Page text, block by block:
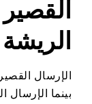
الإرسال
بينما